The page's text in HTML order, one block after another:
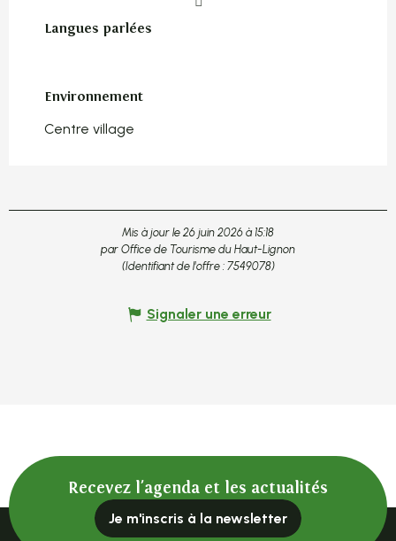
Langues parlées
Langues parlées
Environnement
Environnement
Centre village
Mis à jour le 26 juin 2026 à 15:18
par Office de Tourisme du Haut-Lignon
(Identifiant de l'offre : 7549078)
Signaler une erreur
Recevez l'agenda et les actualités
Je m'inscris à la newsletter